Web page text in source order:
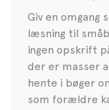
Giv en omgang
læsning til
ingen opskrift
der er masser
hente i bøger
som forældre